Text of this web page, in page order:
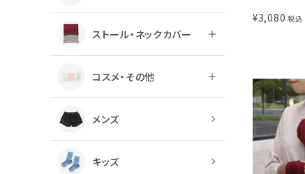
ストール・ネックカバー
コスメ・その他
メンズ
キッズ
¥3,080 税込